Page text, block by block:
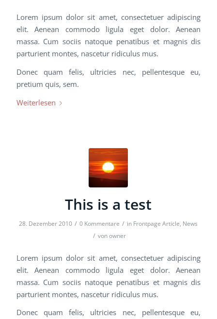
Lorem ipsum dolor sit amet, consectetuer adipiscing
elit. Aenean commodo ligula eget dolor. Aenean
massa. Cum sociis natoque penatibus et magnis dis
parturient montes, nascetur ridiculus mus.
Donec quam felis, ultricies nec, pellentesque eu,
pretium quis, sem.
Weiterlesen
This is a test
28. Dezember 2010 / 0 Kommentare / in Frontpage Article, News
/ vonowner
Lorem ipsum dolor sit amet, consectetuer adipiscing
elit. Aenean commodo ligula eget dolor. Aenean
massa. Cum sociis natoque penatibus et magnis dis
parturient montes, nascetur ridiculus mus.
Donec quam felis, ultricies nec, pellentesque eu,